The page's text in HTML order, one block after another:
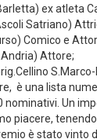
ex atleta
Satriano)
Comico e
Attore;
è una lista
nominativi. Un
piacere,
è stato